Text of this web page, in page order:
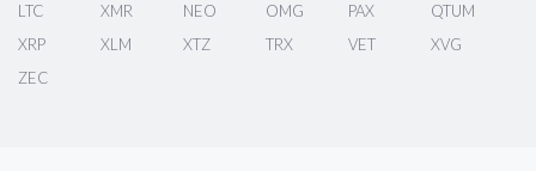
LTC
XMR NEO OMG PAX
QTUM
XRP
XLM XTZ TRX VET
XVG
ZEC